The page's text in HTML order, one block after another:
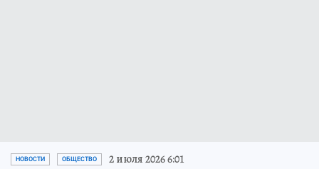
НОВОСТИ ОБЩЕСТВО 2 июля 2026 6:01